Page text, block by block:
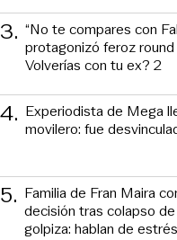
3. “No te compares con
protagonizó feroz
Volverías con tu ex? 2
4. Experiodista de Mega
movilero: fue
5. Familia de Fran Maira
decisión tras colapso
golpiza: hablan de